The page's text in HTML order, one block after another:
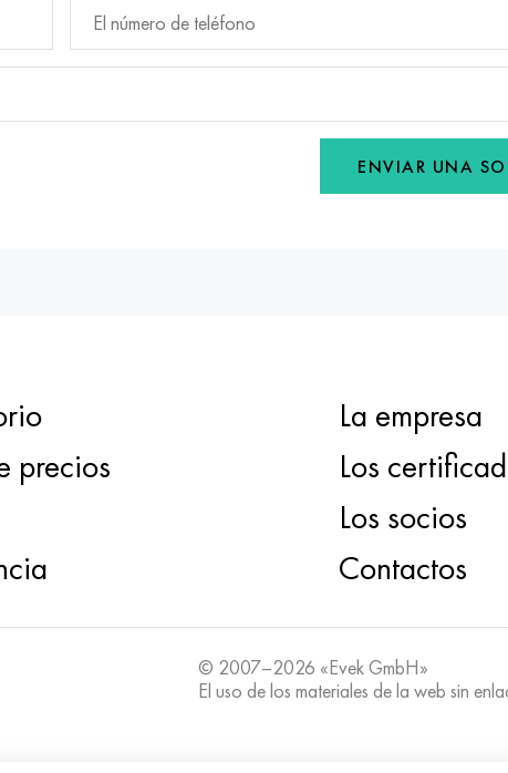
ENVIAR UNA
precios
La empresa
Los
Los socios
Contactos
© 2007–2026 «Evek GmbH»
El uso de los materiales de la web sin